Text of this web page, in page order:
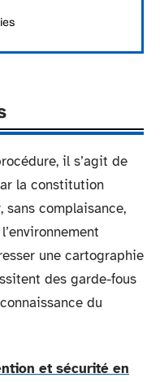
il s’agit de
la constitution
sans complaisance,
une cartographie
des garde-fous
du
et sécurité en